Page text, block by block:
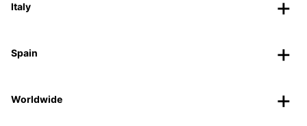
Italy
Spain
Worldwide